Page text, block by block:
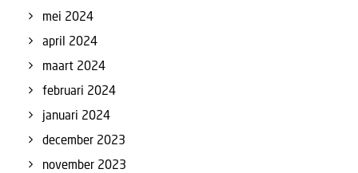
mei 2024
april 2024
maart 2024
februari 2024
januari 2024
december 2023
november 2023